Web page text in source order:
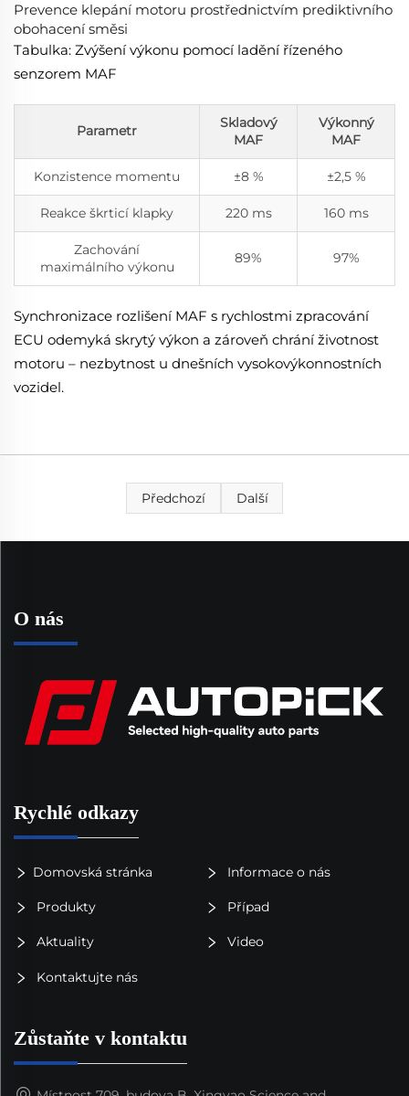
Prevence klepání motoru prostřednictvím prediktivního
obohacení směsi
Tabulka: Zvýšení výkonu pomocí ladění řízeného
senzorem MAF
Parametr
Skladový
MAF
Výkonný
MAF
Konzistence momentu ±8 % ±2,5 %
Reakce škrticí klapky 220 ms 160 ms
Zachování
maximálního výkonu
89% 97%
Synchronizace rozlišení MAF s rychlostmi zpracování
ECU odemyká skrytý výkon a zároveň chrání životnost
motoru – nezbytnost u dnešních vysokovýkonnostních
vozidel.
Předchozí Další
O nás
Rychlé odkazy
Domovská stránka Informace o nás
Produkty Případ
Aktuality Video
Kontaktujte nás
Zůstaňte v kontaktu